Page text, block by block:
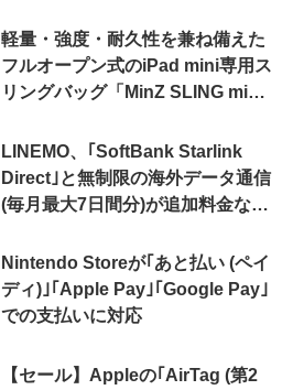
軽量・強度・耐久性を兼ね備えた
フルオープン式のiPad mini専用ス
リングバッグ「MinZ SLING mini
LINEMO、｢SoftBank Starlink
Direct｣と無制限の海外データ通信
(毎月最大7日間分)が追加料金なし
Nintendo Storeが｢あと払い (ペイ
ディ)｣｢Apple Pay｣｢Google Pay｣
での支払いに対応
【セール】Appleの｢AirTag (第2